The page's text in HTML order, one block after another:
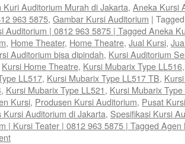
Kuri Auditorium Murah di Jakarta, Aneka Kursi
963 5875, Gambar Kursi Auditorium | Tagged
Auditorium | 0812 963 5875 | Tagged Aneka
, Home Theater, Home Theatre, Jual Kursi,
Auditorium bisa dipindah, Kursi Auditorium
Kursi Home Theatre, Kursi Mubarix Type LL516
LL517, Kursi Mubarix Type LL517 TB,
, Kursi Mubarix Type LL521, Kursi Mubarix
Kursi, Produsen Kursi Auditorium, Pusat Kursi
Kursi Auditorium di Jakarta, Spesifikasi Kursi
| Kursi Teater | 0812 963 5875 | Tagged Agen